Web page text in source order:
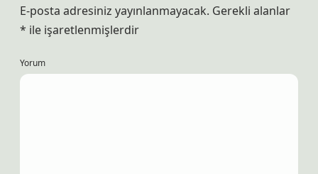
E-posta adresiniz yayınlanmayacak. Gerekli alanlar
* ile işaretlenmişlerdir
Yorum